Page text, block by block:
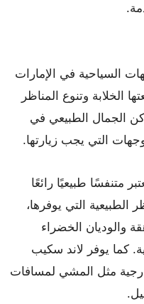
السياحية في الإمارات
الخلابة وتنوع المناظر
الجمال الطبيعي في
التي يجب زيارتها.
متنفسًا طبيعيًا رائعًا
الطبيعية التي يوفرها،
والوديان الخضراء
كما يوفر لاند سكيب
مثل المشي لمسافات